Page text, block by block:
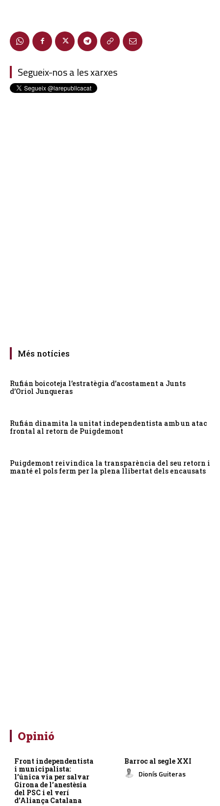
Segueix-nos a les xarxes
Més notícies
Rufián boicoteja l’estratègia d’acostament a Junts
d’Oriol Junqueras
Rufián dinamita la unitat independentista amb un atac
frontal al retorn de Puigdemont
Puigdemont reivindica la transparència del seu retorn i
manté el pols ferm per la plena llibertat dels encausats
Opinió
Front independentista
i municipalista:
l’única via per salvar
Girona de l’anestèsia
del PSC i el verí
d’Aliança Catalana
Barroc al segle XXI
Dionís Guiteras